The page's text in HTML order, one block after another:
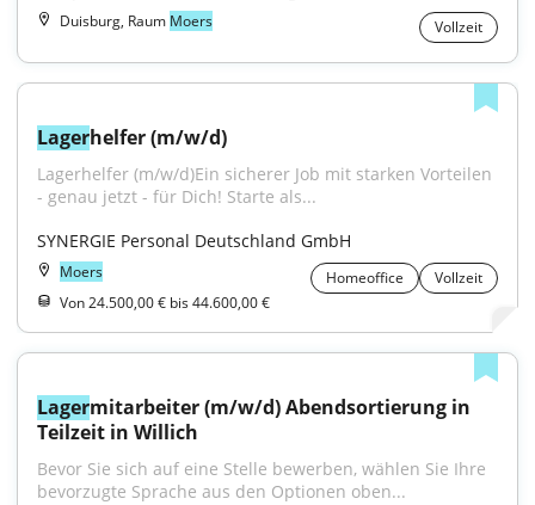
Duisburg, Raum Moers Vollzeit
Lagerhelfer (m/w/d)
Lagerhelfer (m/w/d)Ein sicherer Job mit starken Vorteilen
- genau jetzt - für Dich! Starte als...
SYNERGIE Personal Deutschland GmbH
Moers Homeoffice
Vollzeit
Von 24.500,00 € bis 44.600,00 €
Lagermitarbeiter (m/w/d) Abendsortierung in
Teilzeit in Willich
Bevor Sie sich auf eine Stelle bewerben, wählen Sie Ihre
bevorzugte Sprache aus den Optionen oben...